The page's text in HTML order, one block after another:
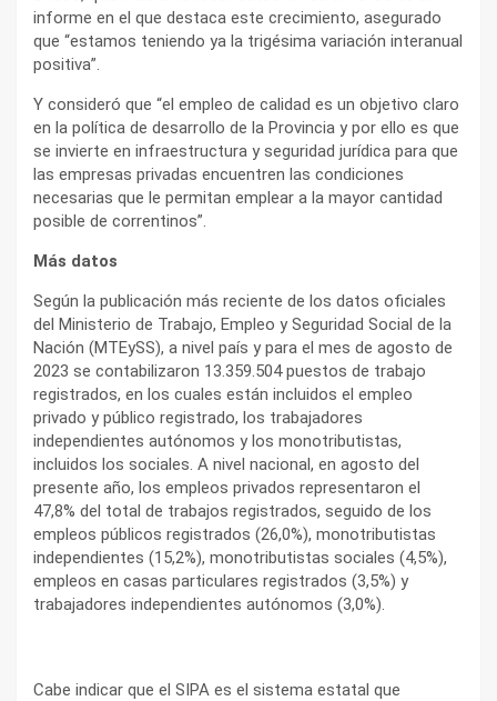
informe en el que destaca este crecimiento, asegurado
que “estamos teniendo ya la trigésima variación interanual
positiva”.
Y consideró que “el empleo de calidad es un objetivo claro
en la política de desarrollo de la Provincia y por ello es que
se invierte en infraestructura y seguridad jurídica para que
las empresas privadas encuentren las condiciones
necesarias que le permitan emplear a la mayor cantidad
posible de correntinos”.
Más datos
Según la publicación más reciente de los datos oficiales
del Ministerio de Trabajo, Empleo y Seguridad Social de la
Nación (MTEySS), a nivel país y para el mes de agosto de
2023 se contabilizaron 13.359.504 puestos de trabajo
registrados, en los cuales están incluidos el empleo
privado y público registrado, los trabajadores
independientes autónomos y los monotributistas,
incluidos los sociales. A nivel nacional, en agosto del
presente año, los empleos privados representaron el
47,8% del total de trabajos registrados, seguido de los
empleos públicos registrados (26,0%), monotributistas
independientes (15,2%), monotributistas sociales (4,5%),
empleos en casas particulares registrados (3,5%) y
trabajadores independientes autónomos (3,0%).
Cabe indicar que el SIPA es el sistema estatal que